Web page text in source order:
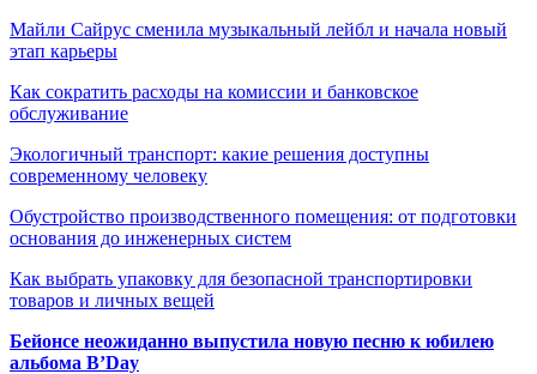
Майли Сайрус сменила музыкальный лейбл и начала новый
этап карьеры
Как сократить расходы на комиссии и банковское
обслуживание
Экологичный транспорт: какие решения доступны
современному человеку
Обустройство производственного помещения: от подготовки
основания до инженерных систем
Как выбрать упаковку для безопасной транспортировки
товаров и личных вещей
Бейонсе неожиданно выпустила новую песню к юбилею
альбома B’Day